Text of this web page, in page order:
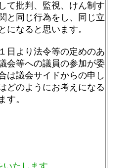
て批判、監視、けん制す
と同じ行為をし、同じ立
になると思います。
日より法令等の定めのあ
会等への議員の参加が委
は議会サイドからの申し
どのようにお考えになる
す。
たします。